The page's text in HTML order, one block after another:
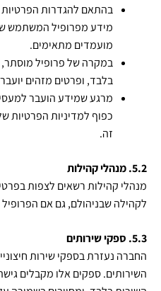
בהתאם להגדרות
מידע מפרופיל המשתמש
מועמדים מתאימים.
במקרה של פרופיל מוסתר,
בלבד, ופרטים מזהים
מרגע שמידע הועבר
כפוף למדיניות הפרטיות
זה.
5.2. מנהלי קהילות
מנהלי קהילות רשאים לצפות
לקהילה שבניהולם, גם אם
5.3. ספקי שירותים
החברה נעזרת בספקי שירות
השירותים. ספקים אלו מקבלים